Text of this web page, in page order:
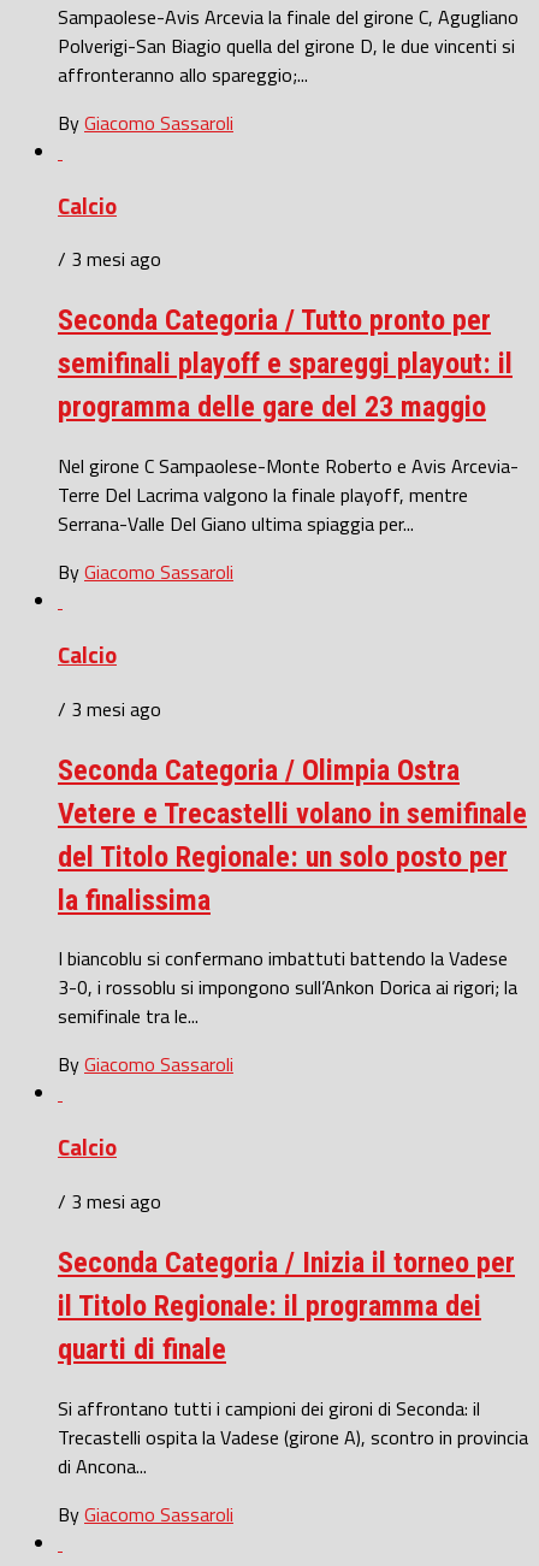
Sampaolese-Avis Arcevia la finale del girone C, Agugliano
Polverigi-San Biagio quella del girone D, le due vincenti si
affronteranno allo spareggio;...
ByGiacomo Sassaroli
Calcio
/ 3 mesi ago
Seconda Categoria / Tutto pronto per
semifinali playoff e spareggi playout: il
programma delle gare del 23 maggio
Nel girone C Sampaolese-Monte Roberto e Avis Arcevia-
Terre Del Lacrima valgono la finale playoff, mentre
Serrana-Valle Del Giano ultima spiaggia per...
ByGiacomo Sassaroli
Calcio
/ 3 mesi ago
Seconda Categoria / Olimpia Ostra
Vetere e Trecastelli volano in semifinale
del Titolo Regionale: un solo posto per
la finalissima
I biancoblu si confermano imbattuti battendo la Vadese
3-0, i rossoblu si impongono sull’Ankon Dorica ai rigori; la
semifinale tra le...
ByGiacomo Sassaroli
Calcio
/ 3 mesi ago
Seconda Categoria / Inizia il torneo per
il Titolo Regionale: il programma dei
quarti di finale
Si affrontano tutti i campioni dei gironi di Seconda: il
Trecastelli ospita la Vadese (girone A), scontro in provincia
di Ancona...
ByGiacomo Sassaroli